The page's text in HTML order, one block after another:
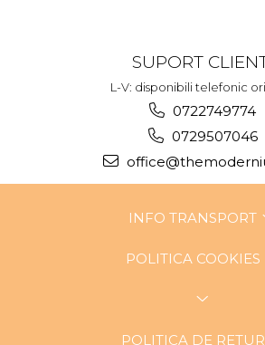
SUPORT
L-V: disponibili telefonic
0722749774
0729507046
INFO TRANSPORT
POLITICA COOKIES
POLITICA DE RETUR